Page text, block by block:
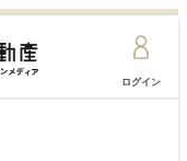
ログイン